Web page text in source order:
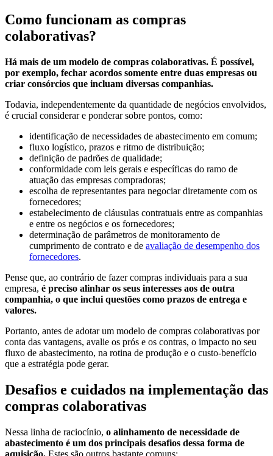
Como funcionam as compras
colaborativas?
Há mais de um modelo de compras colaborativas. É possível,
por exemplo, fechar acordos somente entre duas empresas ou
criar consórcios que incluam diversas companhias.
Todavia, independentemente da quantidade de negócios envolvidos,
é crucial considerar e ponderar sobre pontos, como:
identificação de necessidades de abastecimento em comum;
fluxo logístico, prazos e ritmo de distribuição;
definição de padrões de qualidade;
conformidade com leis gerais e específicas do ramo de
atuação das empresas compradoras;
escolha de representantes para negociar diretamente com os
fornecedores;
estabelecimento de cláusulas contratuais entre as companhias
e entre os negócios e os fornecedores;
determinação de parâmetros de monitoramento de
cumprimento de contrato e de avaliação de desempenho dos
fornecedores.
Pense que, ao contrário de fazer compras individuais para a sua
empresa, é preciso alinhar os seus interesses aos de outra
companhia, o que inclui questões como prazos de entrega e
valores.
Portanto, antes de adotar um modelo de compras colaborativas por
conta das vantagens, avalie os prós e os contras, o impacto no seu
fluxo de abastecimento, na rotina de produção e o custo-benefício
que a estratégia pode gerar.
Desafios e cuidados na implementação das
compras colaborativas
Nessa linha de raciocínio, o alinhamento de necessidade de
abastecimento é um dos principais desafios dessa forma de
aquisição. Estes são outros bastante comuns: